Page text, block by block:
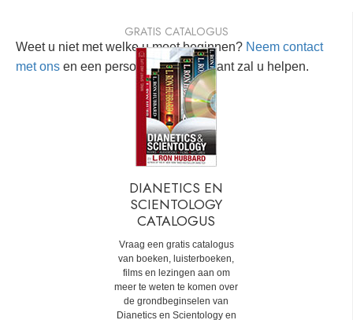
Weet u niet met welke u moet beginnen? Neem contact
met ons en een persoonlijke consultant zal u helpen.
GRATIS CATALOGUS
DIANETICS EN
SCIENTOLOGY
CATALOGUS
Vraag een gratis catalogus
van boeken, luisterboeken,
films en lezingen aan om
meer te weten te komen over
de grondbeginselen van
Dianetics en Scientology en